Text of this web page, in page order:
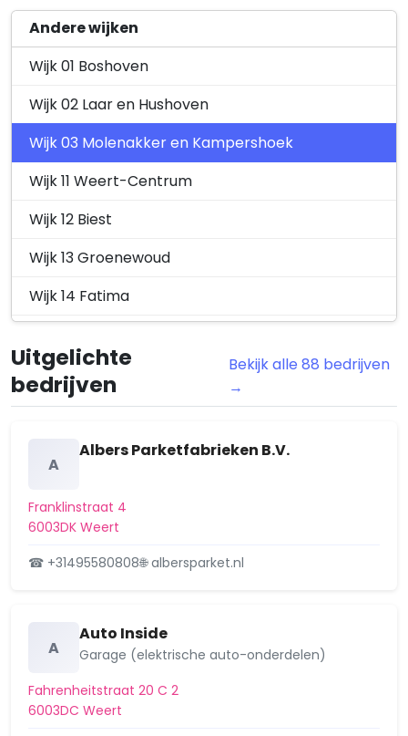
Andere wijken
Wijk 01 Boshoven
Wijk 02 Laar en Hushoven
Wijk 03 Molenakker en Kampershoek
Wijk 11 Weert-Centrum
Wijk 12 Biest
Wijk 13 Groenewoud
Wijk 14 Fatima
Wijk 22 Moesel
Wijk 23 Graswinkel
Wijk 24 Leuken
Wijk 31 Altweerterheide
Wijk 32 Tungelroy
Wijk 34 Stramproy
Uitgelichte
bedrijven
Bekijk alle 88 bedrijven
→
A
Albers Parketfabrieken B.V.
Franklinstraat 4
6003DK Weert
☎ +31495580808🌐 albersparket.nl
A
Auto Inside
Garage (elektrische auto-onderdelen)
Fahrenheitstraat 20 C 2
6003DC Weert